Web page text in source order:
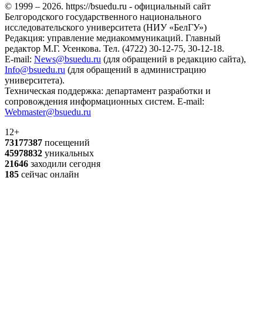
© 1999 – 2026. https://bsuedu.ru - официальный сайт
Белгородского государственного национального
исследовательского университета (НИУ «БелГУ»)
Редакция: управление медиакоммуникаций. Главный
редактор М.Г. Усенкова. Тел. (4722) 30-12-75, 30-12-18.
E-mail: News@bsuedu.ru (для обращений в редакцию сайта),
Info@bsuedu.ru (для обращений в администрацию
университета).
Техническая поддержка: департамент разработки и
сопровождения информационных систем. E-mail:
Webmaster@bsuedu.ru
12+
73177387 посещений
45978832 уникальных
21646 заходили сегодня
185 сейчас онлайн